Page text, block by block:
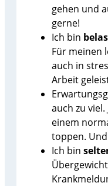
gehen und
gerne!
Ich bin
Für meinen
auch in
Arbeit
auch zu
einem
toppen.
Ich bin